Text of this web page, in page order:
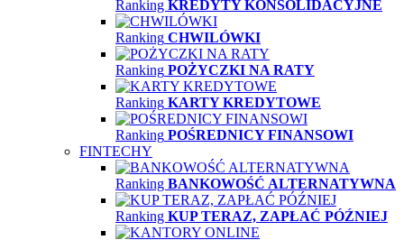
Ranking KREDYTY KONSOLIDACYJNE
Ranking CHWILÓWKI
Ranking POŻYCZKI NA RATY
Ranking KARTY KREDYTOWE
Ranking POŚREDNICY FINANSOWI
FINTECHY
Ranking BANKOWOŚĆ ALTERNATYWNA
Ranking KUP TERAZ, ZAPŁAĆ PÓŹNIEJ